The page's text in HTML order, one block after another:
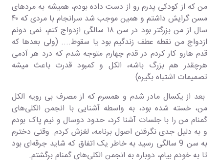
من که از کودکی پدرم رو از دست داده بودم، همیشه به مردهای
مسن گرایش داشتم و همین موجب شد سرانجام با مردی که ۴۰
سال از من بزرگتر بود در سن ۱۸ سالگی ازدواج کنم، نمی دونم
ازدواج من نقطه عطف زندگیم بود یا سقوط.... (ولی بعدها که
قدم هارو کار کردم در قدم چهارم متوجه شدم که درد هر آدمی
هرچقدر هم بزرگ باشه، الکل و کمبود قدرت باعث میشه
تصمیمات اشتباه بگیره)
بعد از یکسال مادر شدم و همسرم که از مصرف بی رویه الکل
من، خسته شده بود، به واسطه آشنایی با انجمن الکلی‌های
گمنام من را با جلسات آشنا کرد، حدود دوسال و نیم پاک بودم
و به دلیل جدی نگرفتن اصول برنامه، لغزش کردم. وقتی دخترم
به سن 9 سالگی رسید به خاطر یک اتفاق که شاید جرقه‌ای بود
تا به خودم بیام، دوباره به انجمن الکلی‌های گمنام برگشتم.